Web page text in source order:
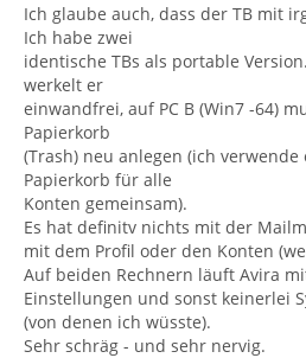
Ich glaube auch, dass der TB mit
Ich habe zwei
identische TBs als portable
werkelt er
einwandfrei, auf PC B (Win7 -64)
Papierkorb
(Trash) neu anlegen (ich
Papierkorb für alle
Konten gemeinsam).
Es hat definitv nichts mit der
mit dem Profil oder den Konten
Auf beiden Rechnern läuft Avira
Einstellungen und sonst keinerlei
(von denen ich wüsste).
Sehr schräg - und sehr nervig.